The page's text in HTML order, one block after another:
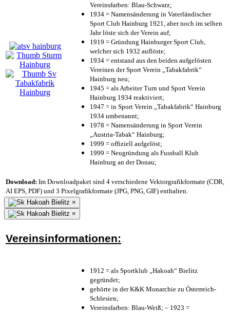
Vereinsfarben: Blau-Schwarz;
1934 = Namensänderung in Vaterländischer
Sport Club Hainburg 1921, aber noch im selben
Jahr löste sich der Verein auf;
1919 = Gründung Hainburger Sport Club,
welcher sich 1932 auflöste;
1934 = entstand aus den beiden aufgelösten
Vereinen der Sport Verein „Tabakfabrik“
Hainburg neu;
1945 = als Arbeiter Turn und Sport Verein
Hainburg 1934 reaktiviert;
1947 = in Sport Verein „Tabakfabrik“ Hainburg
1934 umbenannt;
1978 = Namensänderung in Sport Verein
„Austria-Tabak“ Hainburg;
1999 = offiziell aufgelöst;
1999 = Neugründung als Fussball Klub
Hainburg an der Donau;
Download: Im Downloadpaket sind 4 verschiedene Vektorgrafikformate (CDR,
AI EPS, PDF) und 3 Pixelgrafikformate (JPG, PNG, GIF) enthalten.
×
×
Vereinsinformationen:
1912 = als Sportklub „Hakoah“ Bielitz
gegründet;
gehörte in der K&K Monarchie zu Österreich-
Schlesien;
Vereinsfarben: Blau-Weiß; – 1923 =